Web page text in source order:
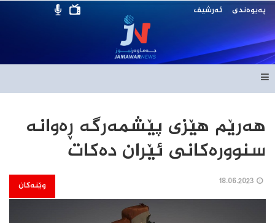
پەیوەندی ئەرشیف
هەرێم هێزی پێشمەرگە ڕەوانە
سنوورەکانى ئێران دەکات
وێنەکان